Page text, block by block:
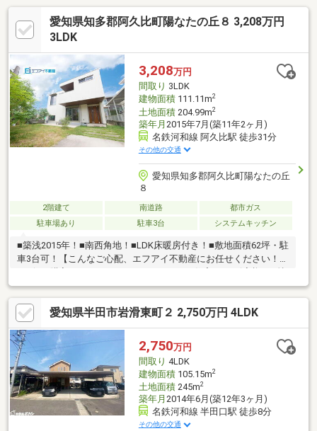
愛知県知多郡阿久比町陽なたの丘８ 3,208万円
3LDK
3,208万円
間取り 3LDK
建物面積111.11m2
土地面積204.99m2
築年月 2015年7月(築11年2ヶ月)
名鉄河和線 阿久比駅 徒歩31分
その他の交通
愛知県知多郡阿久比町陽なたの丘
８
2階建て 南道路
都市ガス
駐車場あり
駐車3台 システムキッチン
■築浅2015年！■南西角地！■LDK床暖房付き！■敷地面積62坪・駐
車3台可！【こんなご心配、エフアイ不動産にお任せください！】
別給付金・補助金などはいくらもらえるの？●自己資金0円、転職
したて、などローンにご不安がある方はご相談下さい！●近隣に
どんな人が住んでいるか気になる！他にもどんなことでもお気軽
にお問合せ下さい♪
愛知県半田市岩滑東町２ 2,750万円 4LDK
2,750万円
間取り 4LDK
建物面積105.15m2
土地面積245m2
築年月 2014年6月(築12年3ヶ月)
名鉄河和線 半田口駅 徒歩8分
その他の交通